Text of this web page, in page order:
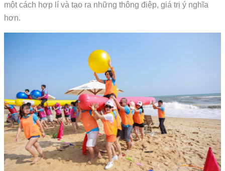
một cách hợp lí và tạo ra những thông điệp, giá trị ý nghĩa
hơn.